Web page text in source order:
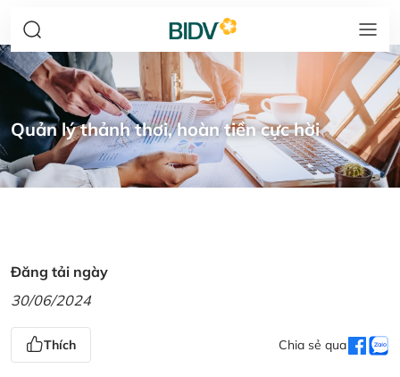
Quản lý thảnh thơi, hoàn tiền cực hời
Đăng tải ngày
30/06/2024
Thích Chia sẻ qua